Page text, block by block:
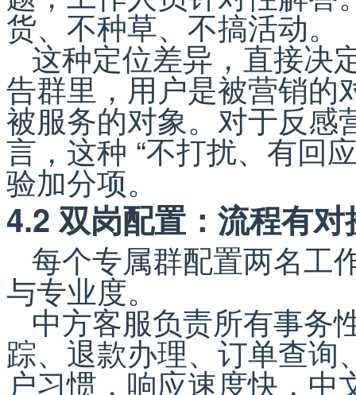
货、不种草、不搞活动。
这种定位差异，直接决
告群里，用户是被营销的
被服务的对象。对于反感
言，这种 “不打扰、有回
验加分项。
4.2 双岗配置：流程有
每个专属群配置两名工
与专业度。
中方客服负责所有事务
踪、退款办理、订单查询
户习惯，响应速度快，中